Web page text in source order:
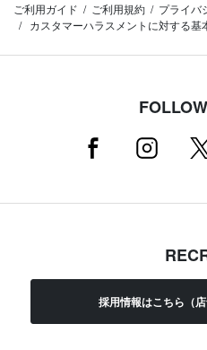
ご利用ガイド ご利用規約
プライバ
カスタマーハラスメントに対する基
採用情報はこちら（